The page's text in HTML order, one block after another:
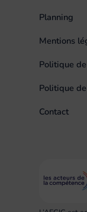
Planning
Mentions
Politique
Politique
Contact